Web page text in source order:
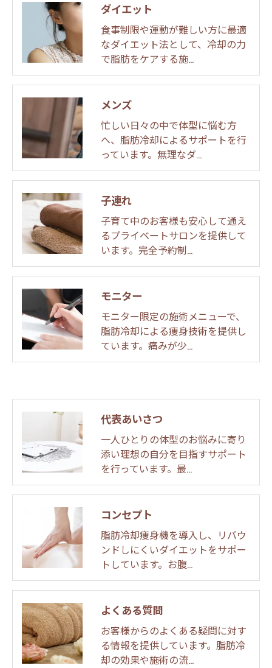
ダイエット
食事制限や運動が難しい方に最適
なダイエット法として、冷却の力
で脂肪をケアする施…
メンズ
忙しい日々の中で体型に悩む方
へ、脂肪冷却によるサポートを行
っています。無理なダ…
子連れ
子育て中のお客様も安心して通え
るプライベートサロンを提供して
います。完全予約制…
モニター
モニター限定の施術メニューで、
脂肪冷却による痩身技術を提供し
ています。痛みが少…
代表あいさつ
一人ひとりの体型のお悩みに寄り
添い理想の自分を目指すサポート
を行っています。最…
コンセプト
脂肪冷却痩身機を導入し、リバウ
ンドしにくいダイエットをサポー
トしています。お腹…
よくある質問
お客様からのよくある疑問に対す
る情報を提供しています。脂肪冷
却の効果や施術の流…